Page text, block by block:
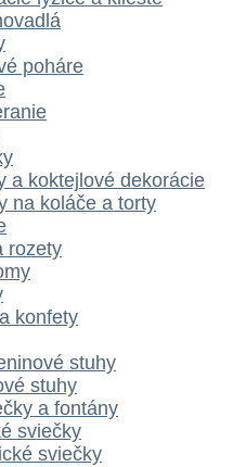
poháre
a koktejlové dekorácie
na koláče a torty
rozety
konfety
stuhy
stuhy
a fontány
sviečky
sviečky